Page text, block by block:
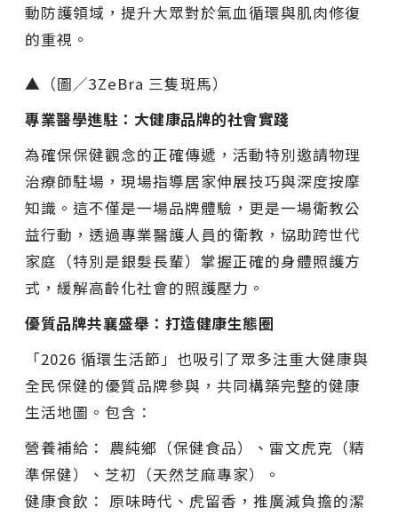
動防護領域，提升大眾對於氣血循環與肌肉修復
的重視。
▲（圖／3ZeBra 三隻斑馬）
專業醫學進駐：大健康品牌的社會實踐
為確保保健觀念的正確傳遞，活動特別邀請物理
治療師駐場，現場指導居家伸展技巧與深度按摩
知識。這不僅是一場品牌體驗，更是一場衛教公
益行動，透過專業醫護人員的衛教，協助跨世代
家庭（特別是銀髮長輩）掌握正確的身體照護方
式，緩解高齡化社會的照護壓力。
優質品牌共襄盛舉：打造健康生態圈
「2026 循環生活節」也吸引了眾多注重大健康與
全民保健的優質品牌參與，共同構築完整的健康
生活地圖。包含：
營養補給： 農純鄉（保健食品）、雷文虎克（精
準保健）、芝初（天然芝麻專家）。
健康食飲： 原味時代、虎留香，推廣減負擔的潔